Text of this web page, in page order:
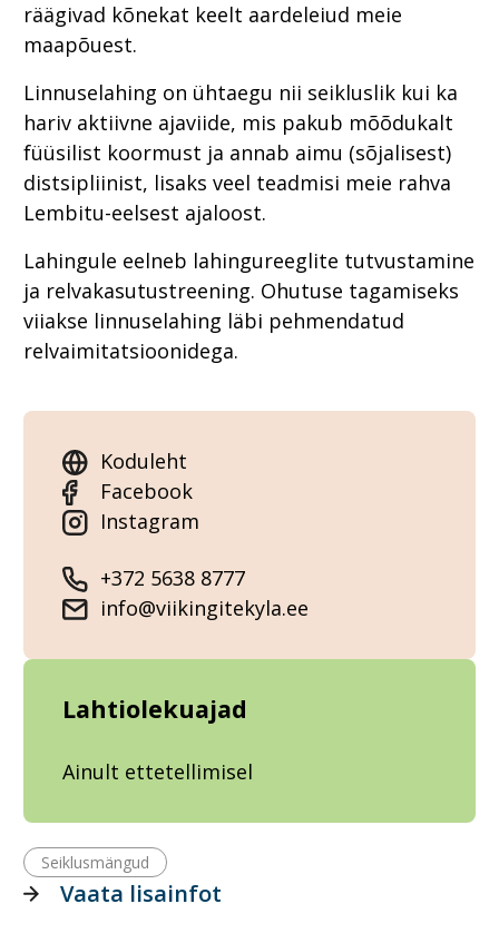
räägivad kõnekat keelt aardeleiud meie
maapõuest.
Linnuselahing on ühtaegu nii seikluslik kui ka
hariv aktiivne ajaviide, mis pakub mõõdukalt
füüsilist koormust ja annab aimu (sõjalisest)
distsipliinist, lisaks veel teadmisi meie rahva
Lembitu-eelsest ajaloost.
Lahingule eelneb lahingureeglite tutvustamine
ja relvakasutustreening. Ohutuse tagamiseks
viiakse linnuselahing läbi pehmendatud
relvaimitatsioonidega.
Koduleht
Facebook
Instagram
+372 5638 8777
info@viikingitekyla.ee
Lahtiolekuajad
Ainult ettetellimisel
Seiklusmängud
Vaata lisainfot